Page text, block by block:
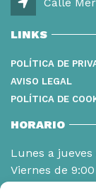
LINKS
POLÍTICA DE
AVISO LEGAL
POLÍTICA DE
HORARIO
Lunes a
Viernes de